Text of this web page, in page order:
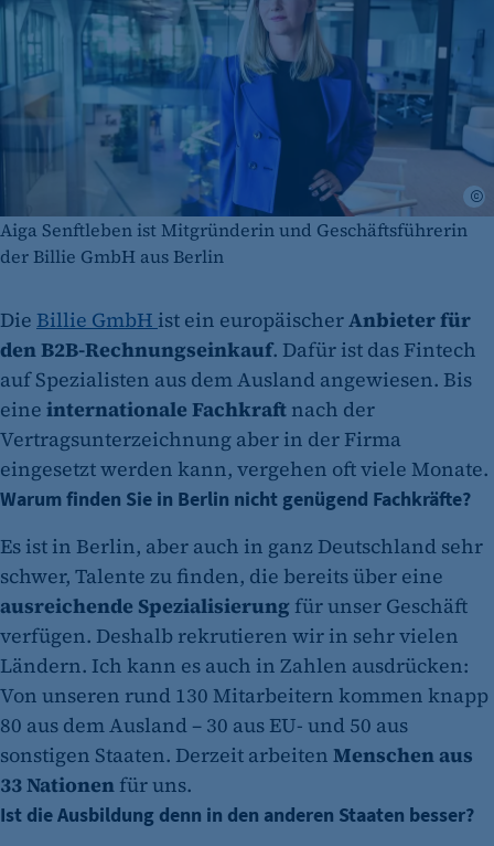
Aiga Senftleben ist Mitgründerin und Geschäftsführerin
der Billie GmbH aus Berlin
Die Billie GmbH ist ein europäischerAnbieter für
den B2B-Rechnungseinkauf. Dafür ist das Fintech
auf Spezialisten aus dem Ausland angewiesen. Bis
eine internationale Fachkraft nach der
Vertragsunterzeichnung aber in der Firma
eingesetzt werden kann, vergehen oft viele Monate.
Warum finden Sie in Berlin nicht genügend Fachkräfte?
Es ist in Berlin, aber auch in ganz Deutschland sehr
schwer, Talente zu finden, die bereits über eine
ausreichende Spezialisierung für unser Geschäft
verfügen. Deshalb rekrutieren wir in sehr vielen
Ländern. Ich kann es auch in Zahlen ausdrücken:
Von unseren rund 130 Mitarbeitern kommen knapp
80 aus dem Ausland – 30 aus EU- und 50 aus
sonstigen Staaten. Derzeit arbeiten Menschen aus
33 Nationen für uns.
Ist die Ausbildung denn in den anderen Staaten besser?